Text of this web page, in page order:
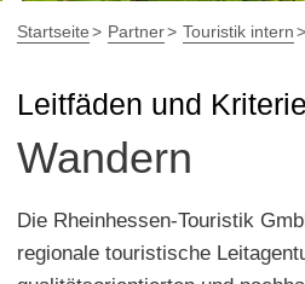
Startseite Partner Touristik intern
Leitfäden und
Wandern
Die Rheinhessen-Touristik
regionale touristische